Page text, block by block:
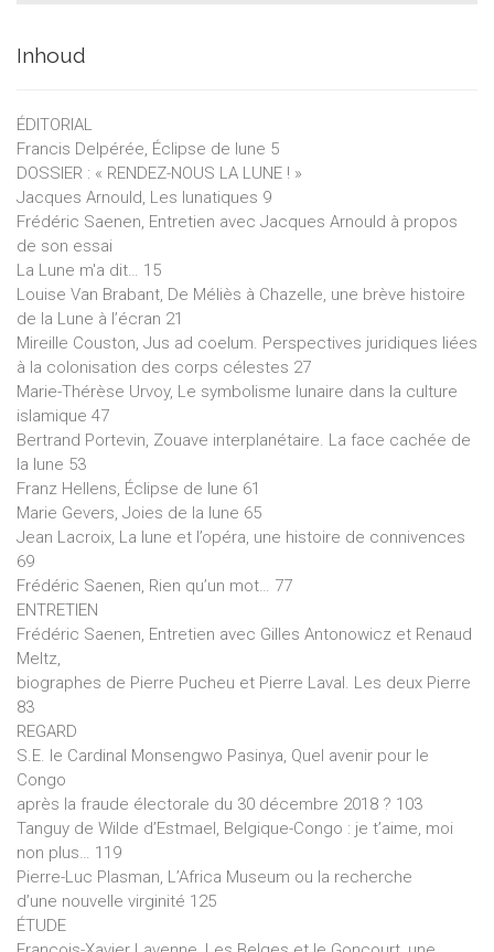
Inhoud
ÉDITORIAL
Francis Delpérée, Éclipse de lune 5
DOSSIER : « RENDEZ-NOUS LA LUNE ! »
Jacques Arnould, Les lunatiques 9
Frédéric Saenen, Entretien avec Jacques Arnould à propos
de son essai
La Lune m'a dit… 15
Louise Van Brabant, De Méliès à Chazelle, une brève histoire
de la Lune à l’écran 21
Mireille Couston, Jus ad coelum. Perspectives juridiques liées
à la colonisation des corps célestes 27
Marie-Thérèse Urvoy, Le symbolisme lunaire dans la culture
islamique 47
Bertrand Portevin, Zouave interplanétaire. La face cachée de
la lune 53
Franz Hellens, Éclipse de lune 61
Marie Gevers, Joies de la lune 65
Jean Lacroix, La lune et l’opéra, une histoire de connivences
69
Frédéric Saenen, Rien qu’un mot… 77
ENTRETIEN
Frédéric Saenen, Entretien avec Gilles Antonowicz et Renaud
Meltz,
biographes de Pierre Pucheu et Pierre Laval. Les deux Pierre
83
REGARD
S.E. le Cardinal Monsengwo Pasinya, Quel avenir pour le
Congo
après la fraude électorale du 30 décembre 2018 ? 103
Tanguy de Wilde d’Estmael, Belgique-Congo : je t’aime, moi
non plus… 119
Pierre-Luc Plasman, L’Africa Museum ou la recherche
d’une nouvelle virginité 125
ÉTUDE